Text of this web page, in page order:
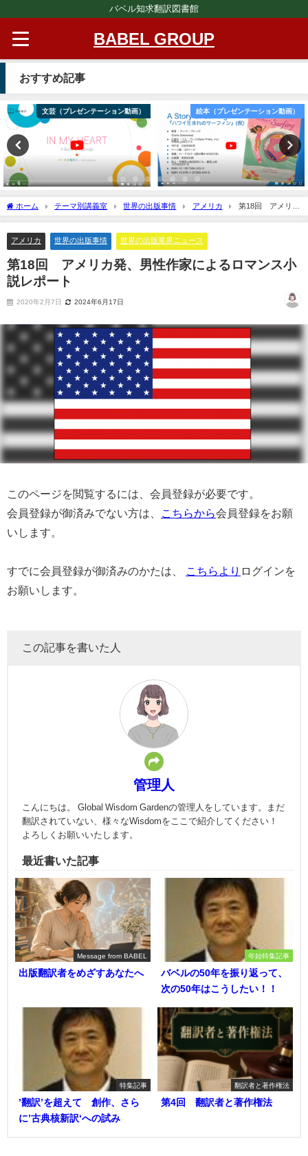
バベル知求翻訳図書館
BABEL GROUP
おすすめ記事
文芸（プレゼンテーション動画） 絵本（プレゼンテーション動画）
ホーム テーマ別講義室 世界の出版事情 アメリカ
第18回 アメリカ
発、男性作家によるロマンス小説レポート
アメリカ 世界の出版事情 世界の出版業界ニュース
第18回 アメリカ発、男性作家によるロマンス小
説レポート
2020年2月7日 2024年6月17日
このページを閲覧するには、会員登録が必要です。
会員登録が御済みでない方は、
こちらから会員登録をお願
いします。
すでに会員登録が御済みのかたは、 こちらより ログインを
お願いします。
この記事を書いた人
管理人
こんにちは。 Global Wisdom Gardenの管理人をしています。まだ
翻訳されていない、様々なWisdomをここで紹介してください！
よろしくお願いいたします。
最近書いた記事
Message from BABEL
出版翻訳者をめざすあなたへ
年始特集記事
バベルの50年を振り返って、
次の50年はこうしたい！！
特集記事
’翻訳’を超えて 創作、さら
に’古典核新訳‘への試み
翻訳者と著作権法
第4回 翻訳者と著作権法